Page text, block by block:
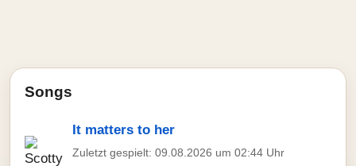
Songs
It matters to her
Zuletzt gespielt: 09.08.2026 um 02:44 Uhr